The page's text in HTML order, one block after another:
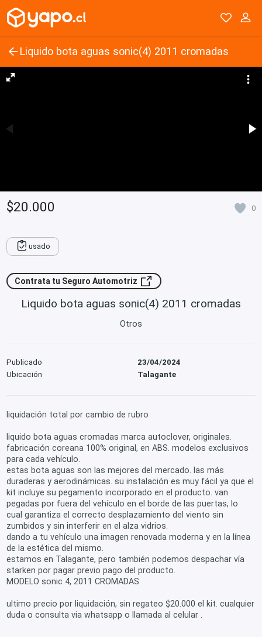
Liquido bota aguas sonic(4) 2011 cromadas
$20.000 0
usado
Contrata tu Seguro Automotriz
Liquido bota aguas sonic(4) 2011 cromadas
Otros
Publicado
23/04/2024
Ubicación
Talagante
liquidación total por cambio de rubro
liquido bota aguas cromadas marca autoclover, originales.
fabricación coreana 100% original, en ABS. modelos exclusivos
para cada vehículo.
estas bota aguas son las mejores del mercado. las más
duraderas y aerodinámicas. su instalación es muy fácil ya que el
kit incluye su pegamento incorporado en el producto. van
pegadas por fuera del vehículo en el borde de las puertas, lo
cual garantiza el correcto desplazamiento del viento sin
zumbidos y sin interferir en el alza vidrios.
dando a tu vehículo una imagen renovada moderna y en la línea
de la estética del mismo.
estamos en Talagante, pero también podemos despachar vía
starken por pagar previo pago del producto.
MODELO sonic 4, 2011 CROMADAS
ultimo precio por liquidación, sin regateo $20.000 el kit. cualquier
duda o consulta via whatsapp o llamada al celular .